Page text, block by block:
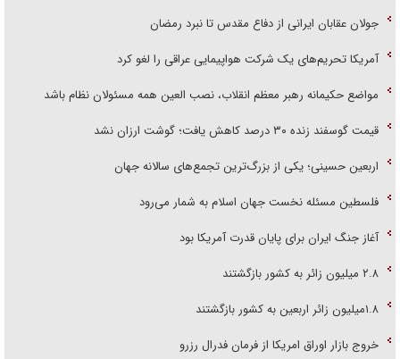
جولان عقابان ایرانی از دفاع مقدس تا نبرد رمضان
آمریکا تحریم‌های یک شرکت هواپیمایی عراقی را لغو کرد
مواضع حکیمانه رهبر معظم انقلاب، نصب العین همه مسئولان نظام باشد
قیمت گوسفند زنده ۳۰ درصد کاهش یافت؛ گوشت ارزان نشد
اربعین حسینی؛ یکی از بزرگ‌ترین تجمع‌های سالانه جهان
فلسطین مسئله نخست جهان اسلام به شمار می‌رود
آغاز جنگ ایران برای پایان قدرت آمریکا بود
۲.۸ میلیون زائر به کشور بازگشتند
۱.۸میلیون زائر اربعین به کشور بازگشتند
خروج بازار اوراق امریکا از فرمان فدرال رزرو